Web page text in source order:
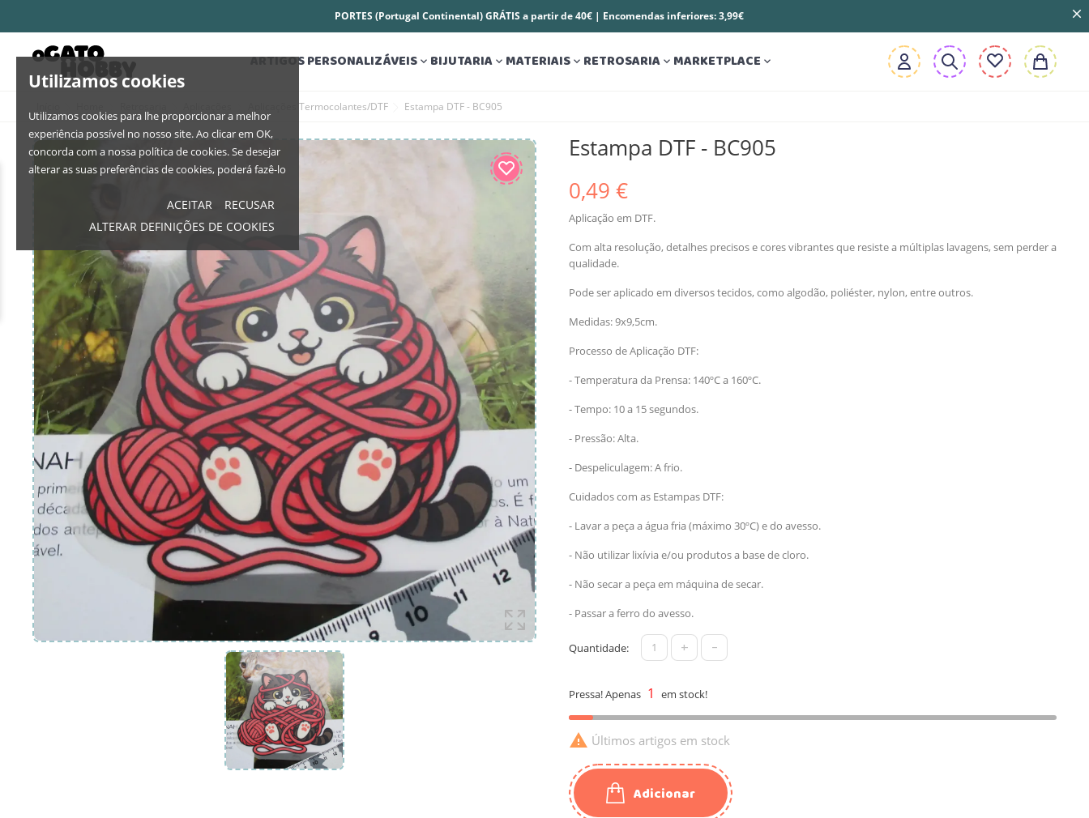
Utilizamos cookies
Utilizamos cookies para lhe proporcionar a melhor
experiência possível no nosso site. Ao clicar em OK,
concorda com a nossa política de cookies. Se desejar
alterar as suas preferências de cookies, poderá fazê-lo
ACEITAR
RECUSAR
ALTERAR DEFINIÇÕES DE COOKIES
PORTES (Portugal Continental) GRÁTIS a partir de 40€ | Encomendas inferiores: 3,99€
ARTIGOS PERSONALIZÁVEIS BIJUTARIA MATERIAIS RETROSARIA MARKETPLACE 
Aplicações Termocolantes/DTF Estampa DTF - BC905
Estampa DTF - BC905
0,49 €
Aplicação em DTF.
Com alta resolução, detalhes precisos e cores vibrantes que resiste a múltiplas lavagens, sem perder a
qualidade.
Pode ser aplicado em diversos tecidos, como algodão, poliéster, nylon, entre outros.
Medidas: 9x9,5cm.
Processo de Aplicação DTF:
- Temperatura da Prensa: 140ºC a 160ºC.
- Tempo: 10 a 15 segundos.
- Pressão: Alta.
- Despeliculagem: A frio.
Cuidados com as Estampas DTF:
- Lavar a peça a água fria (máximo 30ºC) e do avesso.
- Não utilizar lixívia e/ou produtos a base de cloro.
- Não secar a peça em máquina de secar.
- Passar a ferro do avesso.
Quantidade: + -
Pressa! Apenas 1 em stock!
 Últimos artigos em stock
Adicionar